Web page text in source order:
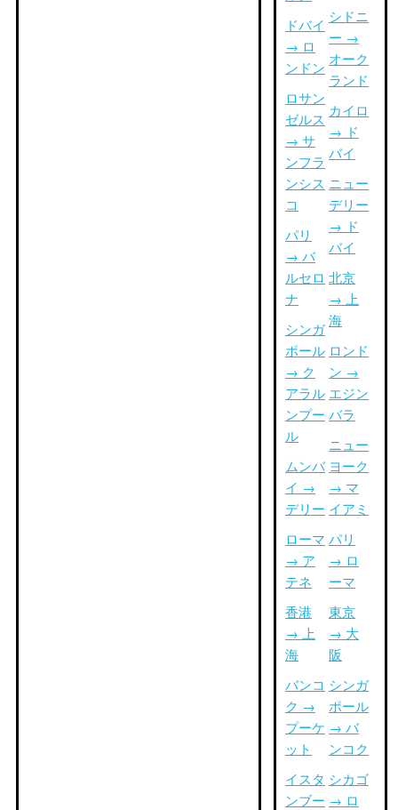
ドバイ
→ ロ
ンドン
ロサン
ゼルス
→ サ
ンフラ
ンシス
コ
パリ
→ バ
ルセロ
ナ
シンガ
ポール
→ ク
アラル
ンプー
ル
ムンバ
イ →
デリー
ローマ
→ ア
テネ
香港
→ 上
海
バンコ
ク →
プーケ
ット
イスタ
ンブー
シドニ
ー →
オーク
ランド
カイロ
→ ド
バイ
ニュー
デリー
→ ド
バイ
北京
→ 上
海
ロンド
ン →
エジン
バラ
ニュー
ヨーク
→ マ
イアミ
パリ
→ ロ
ーマ
東京
→ 大
阪
シンガ
ポール
→ バ
ンコク
シカゴ
→ ロ